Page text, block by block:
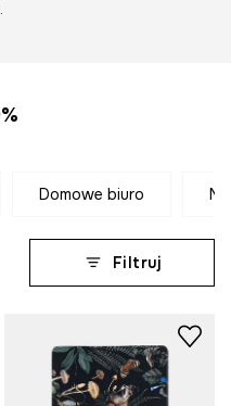
domowe biuro
Filtruj